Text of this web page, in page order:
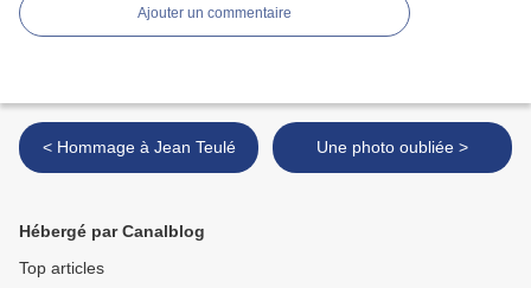
Ajouter un commentaire
< Hommage à Jean Teulé Une photo oubliée >
Hébergé par Canalblog
Top articles